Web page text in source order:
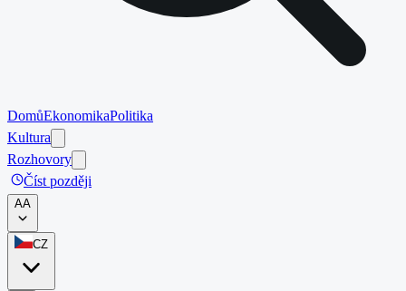
DomůEkonomikaPolitika
Kultura
Rozhovory
Číst později
AA
CZ